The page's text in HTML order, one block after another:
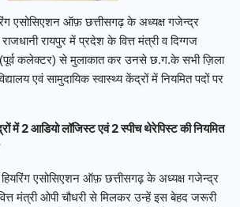
एसोसिएशन ऑफ़ छत्तीसगढ़ के अध्यक्ष गजेन्द्र
रायपुर में प्रदेश के वित्त मंत्री व दिग्गज
(पूर्व कलेक्टर) से मुलाकात कर उनसे छ.ग.के सभी ज़िला
एवं सामुदायिक स्वास्थ्य केंद्रों में नियमित पदों पर
में 2 आडियो लॉजिस्ट एवं 2 स्पीच थेरेपिस्ट की नियमित
एसोसिएशन ऑफ़ छत्तीसगढ़ के अध्यक्ष गजेन्द्र
मंत्री ओपी चौधरी से मिलकर उन्हें इस बेहद जरूरी